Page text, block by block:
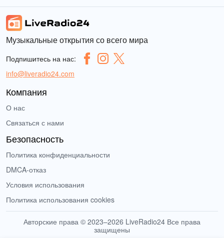
Музыкальные открытия со всего мира
Подпишитесь на нас:
info@liveradio24.com
Компания
О нас
Связаться с нами
Безопасность
Политика конфиденциальности
DMCA-отказ
Условия использования
Политика использования cookies
Авторские права © 2023–2026 LiveRadio24 Все права
защищены